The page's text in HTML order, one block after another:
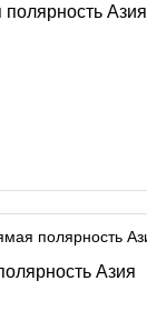
Азия
Азия